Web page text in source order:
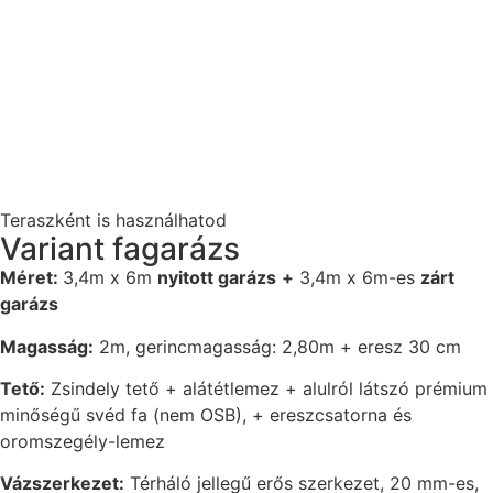
Teraszként is használhatod
Variant fagarázs
Méret: 3,4m x 6m nyitott garázs + 3,4m x 6m-es zárt
garázs
Magasság: 2m, gerincmagasság: 2,80m + eresz 30 cm
Tető: Zsindely tető + alátétlemez + alulról látszó prémium
minőségű svéd fa (nem OSB), + ereszcsatorna és
oromszegély-lemez
Vázszerkezet: Térháló jellegű erős szerkezet, 20 mm-es,